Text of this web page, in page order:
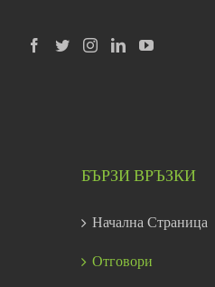
БЪРЗИ ВРЪЗКИ
Начална Страница
Отговори